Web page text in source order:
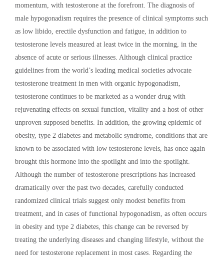
momentum, with testosterone at the forefront. The diagnosis of
male hypogonadism requires the presence of clinical symptoms such
as low libido, erectile dysfunction and fatigue, in addition to
testosterone levels measured at least twice in the morning, in the
absence of acute or serious illnesses. Although clinical practice
guidelines from the world’s leading medical societies advocate
testosterone treatment in men with organic hypogonadism,
testosterone continues to be marketed as a wonder drug with
rejuvenating effects on sexual function, vitality and a host of other
unproven supposed benefits. In addition, the growing epidemic of
obesity, type 2 diabetes and metabolic syndrome, conditions that are
known to be associated with low testosterone levels, has once again
brought this hormone into the spotlight and into the spotlight.
Although the number of testosterone prescriptions has increased
dramatically over the past two decades, carefully conducted
randomized clinical trials suggest only modest benefits from
treatment, and in cases of functional hypogonadism, as often occurs
in obesity and type 2 diabetes, this change can be reversed by
treating the underlying diseases and changing lifestyle, without the
need for testosterone replacement in most cases. Regarding the